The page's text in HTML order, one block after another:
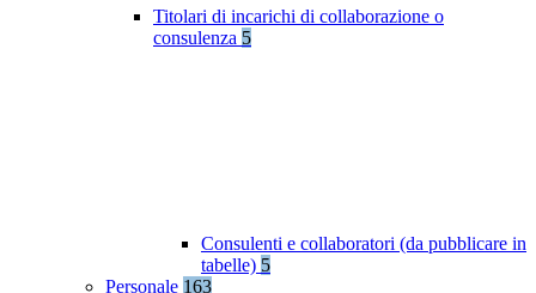
Titolari di incarichi di collaborazione o
consulenza 5
Consulenti e collaboratori (da pubblicare in
tabelle) 5
Personale 163